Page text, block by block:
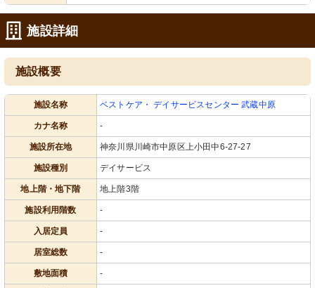
施設詳細
施設概要
施設名称 ベストケア・ デイサービスセンター 武蔵中原
カナ名称 -
施設所在地 神奈川県川崎市中原区上小田中6-27-27
施設種別 デイサービス
地上階・地下階 地上階3階
施設利用階数 -
入居定員 -
居室総数 -
敷地面積 -